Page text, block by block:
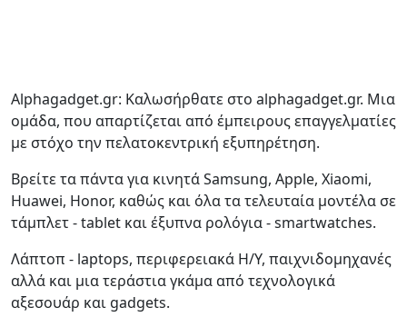
Alphagadget.gr: Καλωσήρθατε στο alphagadget.gr. Μια
ομάδα, που απαρτίζεται από έμπειρους επαγγελματίες
με στόχο την πελατοκεντρική εξυπηρέτηση.
Βρείτε τα πάντα για κινητά Samsung, Apple, Xiaomi,
Huawei, Honor, καθώς και όλα τα τελευταία μοντέλα σε
τάμπλετ - tablet και έξυπνα ρολόγια - smartwatches.
Λάπτοπ - laptops, περιφερειακά Η/Υ, παιχνιδομηχανές
αλλά και μια τεράστια γκάμα από τεχνολογικά
αξεσουάρ και gadgets.